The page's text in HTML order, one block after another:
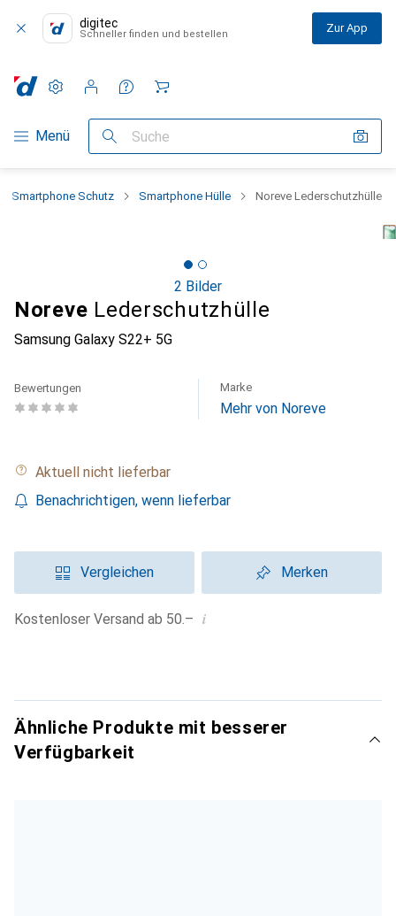
digitec
Schneller finden und bestellen Zur App
Navigation nach Kategorien
Menü Suche
Einstellungen
Kundenkonto
Vergleichslisten
Merklisten
Warenkorb
Smartphone Schutz Smartphone Hülle Noreve Lederschutzhülle
2 Bilder
Noreve Lederschutzhülle
Samsung Galaxy S22+ 5G
Bewertungen Marke
Mehr von Noreve
Aktuell nicht lieferbar
Benachrichtigen, wenn lieferbar
Vergleichen Merken
Kostenloser Versand ab 50.– i
Ähnliche Produkte mit besserer
Verfügbarkeit